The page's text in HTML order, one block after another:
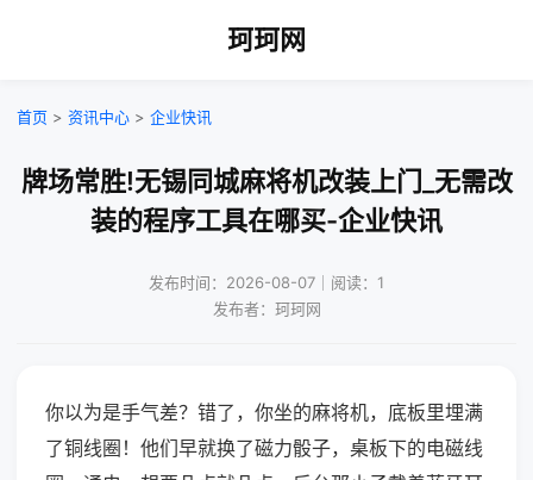
珂珂网
首页 > 资讯中心 > 企业快讯
牌场常胜!无锡同城麻将机改装上门_无需改
装的程序工具在哪买-企业快讯
发布时间：2026-08-07｜阅读：1
发布者：珂珂网
你以为是手气差？错了，你坐的麻将机，底板里埋满
了铜线圈！他们早就换了磁力骰子，桌板下的电磁线